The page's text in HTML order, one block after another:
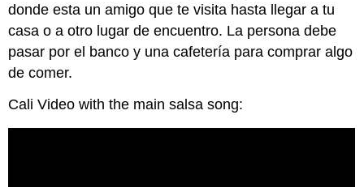
donde esta un amigo que te visita hasta llegar a tu
casa o a otro lugar de encuentro. La persona debe
pasar por el banco y una cafetería para comprar algo
de comer.
Cali Video with the main salsa song: